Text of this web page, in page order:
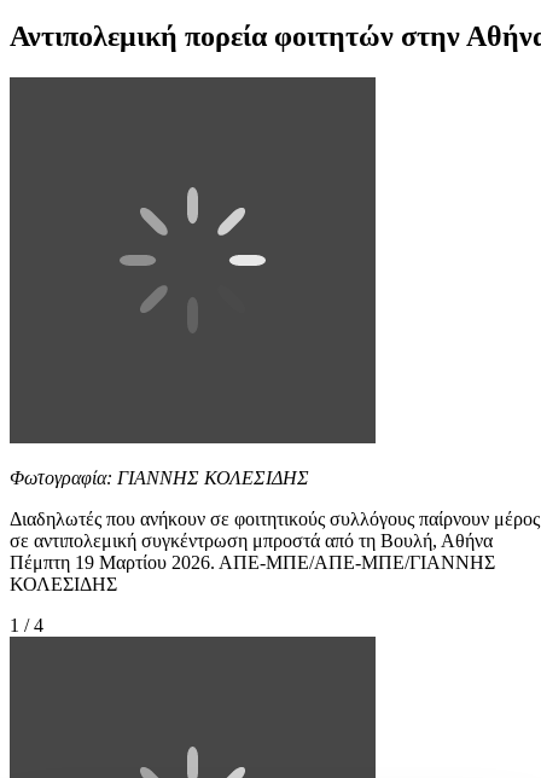
Αντιπολεμική πορεία φοιτητών στην
Φωτογραφία: ΓΙΑΝΝΗΣ ΚΟΛΕΣΙΔΗΣ
Διαδηλωτές που ανήκουν σε φοιτητικούς συλλόγους παίρνουν μέρος
σε αντιπολεμική συγκέντρωση μπροστά από τη Βουλή, Αθήνα
Πέμπτη 19 Μαρτίου 2026. ΑΠΕ-ΜΠΕ/ΑΠΕ-ΜΠΕ/ΓΙΑΝΝΗΣ
ΚΟΛΕΣΙΔΗΣ
1 / 4